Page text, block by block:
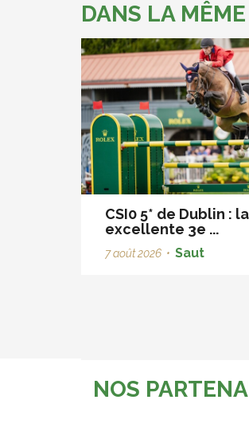
DANS LA
CSI0 5* de Dublin :
excellente 3e ...
7 août 2026 • Saut
NOS